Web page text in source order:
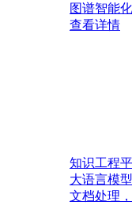
图谱智能
查看详情
知识工程
大语言模
文档处理